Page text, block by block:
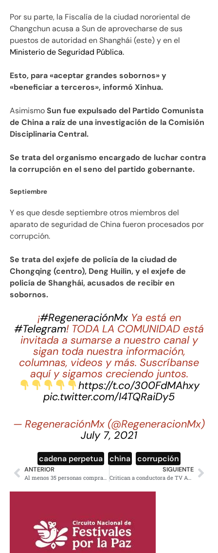
Por su parte, la Fiscalía de la ciudad nororiental de
Changchun acusa a Sun de aprovecharse de sus
puestos de autoridad en Shanghái (este) y en el
Ministerio de Seguridad Pública.
Esto, para «aceptar grandes sobornos» y
«beneficiar a terceros», informó Xinhua.
AsimismoSun fue expulsado del Partido Comunista
de China a raíz de una investigación de la Comisión
Disciplinaria Central.
Se trata del organismo encargado de luchar contra
la corrupción en el seno del partido gobernante.
Septiembre
Y es que desde septiembre otros miembros del
aparato de seguridad de China fueron procesados por
corrupción.
Se trata del exjefe de policía de la ciudad de
Chongqing (centro), Deng Huilin, y el exjefe de
policía de Shanghái, acusados de recibir en
sobornos.
¡#RegeneraciónMxYa está en
#Telegram! TODA LA COMUNIDAD está
invitada a sumarse a nuestro canal y
sigan toda nuestra información,
columnas, videos y más. Suscríbanse
aquí y sigamos creciendo juntos.
https://t.co/300FdMAhxy
pic.twitter.com/I4TQRaiDy5
— RegeneraciónMx (@RegeneracionMx)
July 7, 2021
cadena perpetua china corrupción
ANTERIOR SIGUIENTE